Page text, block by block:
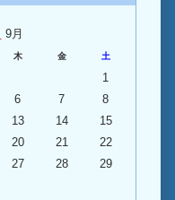
9月
木 金 土
1
6 7
8
13 14
15
20 21
22
27 28
29